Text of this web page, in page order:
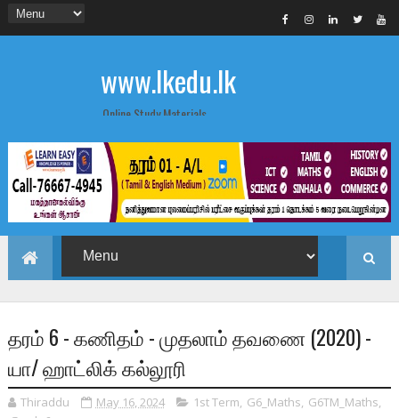
www.lkedu.lk
Online Study Materials
தரம் 6 - கணிதம் - முதலாம் தவணை (2020) -
யா/ ஹாட்லிக் கல்லூரி
Thiraddu May 16, 2024 1st Term, G6_Maths, G6TM_Maths,